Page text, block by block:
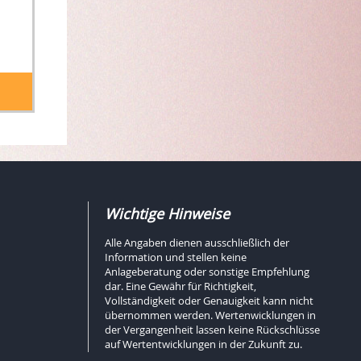
Wichtige Hinweise
Alle Angaben dienen ausschließlich der
Information und stellen keine
Anlageberatung oder sonstige Empfehlung
dar. Eine Gewähr für Richtigkeit,
Vollständigkeit oder Genauigkeit kann nicht
übernommen werden. Wertenwicklungen in
der Vergangenheit lassen keine Rückschlüsse
auf Wertentwicklungen in der Zukunft zu.